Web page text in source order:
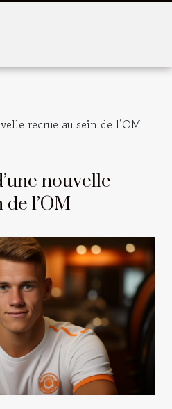
recrue au sein de l’OM
nouvelle
l’OM